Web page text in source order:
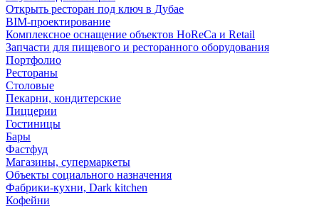
Открыть ресторан под ключ в Дубае
BIM-проектирование
Комплексное оснащение объектов HoReCa и Retail
Запчасти для пищевого и ресторанного оборудования
Портфолио
Рестораны
Столовые
Пекарни, кондитерские
Пиццерии
Гостиницы
Бары
Фастфуд
Магазины, супермаркеты
Объекты социального назначения
Фабрики-кухни, Dark kitchen
Кофейни